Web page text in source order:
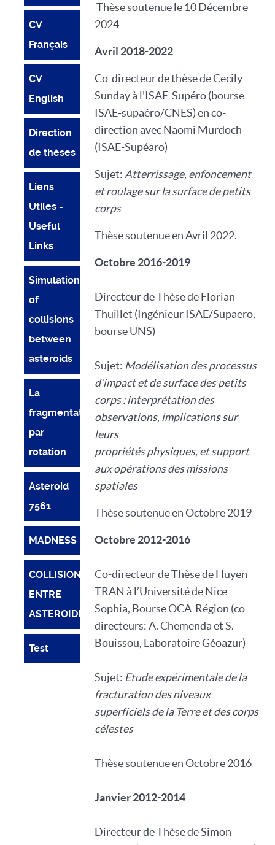
CV
Français
CV
English
Direction
de thèses
Liens
Utiles -
Useful
Links
Simulations
of
collisions
between
asteroids
La
fragmentation
par
rotation
Asteroid
7561
MADNESS
COLLISIONS
ENTRE
ASTEROIDES
Test
Thèse soutenue le 10 Décembre
2024
Avril 2018-2022
Co-directeur de thèse de Cecily
Sunday à l'ISAE-Supéro (bourse
ISAE-supaéro/CNES) en co-
direction avec Naomi Murdoch
(ISAE-Supéaro)
Sujet: Atterrissage, enfoncement
et roulage sur la surface de petits
corps
Thèse soutenue en Avril 2022.
Octobre 2016-2019
Directeur de Thèse de Florian
Thuillet (Ingénieur ISAE/Supaero,
bourse UNS)
Sujet: Modélisation des processus
d’impact et de surface des petits
corps : interprétation des
observations, implications sur
leurs
propriétés physiques, et support
aux opérations des missions
spatiales
Thèse soutenue en Octobre 2019
Octobre 2012-2016
Co-directeur de Thèse de Huyen
TRAN à l’Université de Nice-
Sophia, Bourse OCA-Région (co-
directeurs: A. Chemenda et S.
Bouissou, Laboratoire Géoazur)
Sujet: Etude expérimentale de la
fracturation des niveaux
superficiels de la Terre et des corps
célestes
Thèse soutenue en Octobre 2016
Janvier 2012-2014
Directeur de Thèse de Simon